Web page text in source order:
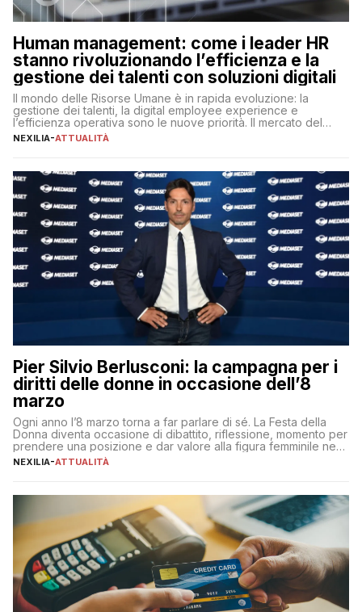
Human management: come i leader HR
stanno rivoluzionando l’efficienza e la
gestione dei talenti con soluzioni digitali
Il mondo delle Risorse Umane è in rapida evoluzione: la
gestione dei talenti, la digital employee experience e
l’efficienza operativa sono le nuove priorità. Il mercato del
lavoro, d’altra parte, è sempre più competitivo con una lotta
NEXILIA-ATTUALITÀ
Pier Silvio Berlusconi: la campagna per i
diritti delle donne in occasione dell’8
marzo
Ogni anno l’8 marzo torna a far parlare di sé. La Festa della
Donna diventa occasione di dibattito, riflessione, momento per
prendere una posizione e dar valore alla figura femminile nella
sua complessità e crucialità. A lanciare un messaggio “forte e
NEXILIA-ATTUALITÀ